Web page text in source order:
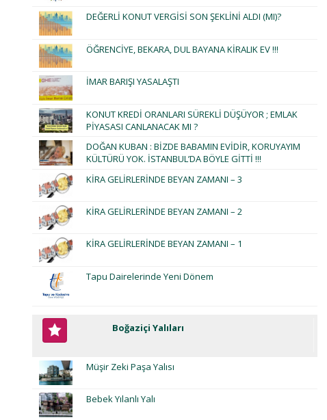
DEĞERLİ KONUT VERGİSİ SON ŞEKLİNİ ALDI (MI)?
ÖĞRENCİYE, BEKARA, DUL BAYANA KİRALIK EV !!!
İMAR BARIŞI YASALAŞTI
KONUT KREDİ ORANLARI SÜREKLİ DÜŞÜYOR ; EMLAK
PİYASASI CANLANACAK MI ?
DOĞAN KUBAN : BİZDE BABAMIN EVİDİR, KORUYAYIM
KÜLTÜRÜ YOK. İSTANBUL’DA BÖYLE GİTTİ !!!
KİRA GELİRLERİNDE BEYAN ZAMANI – 3
KİRA GELİRLERİNDE BEYAN ZAMANI – 2
KİRA GELİRLERİNDE BEYAN ZAMANI – 1
Tapu Dairelerinde Yeni Dönem
Boğaziçi Yalıları
Müşir Zeki Paşa Yalısı
Bebek Yılanlı Yalı